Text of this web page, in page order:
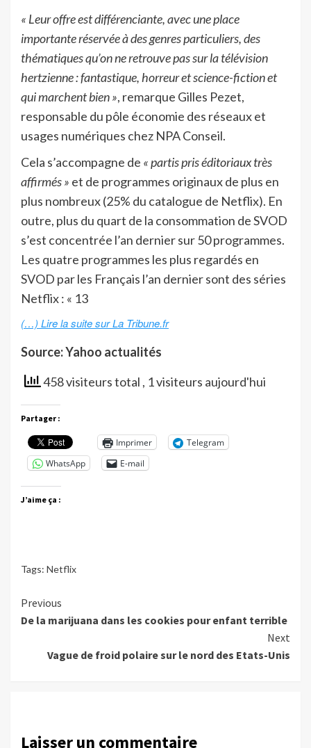
« Leur offre est différenciante, avec une place
importante réservée à des genres particuliers, des
thématiques qu’on ne retrouve pas sur la télévision
hertzienne : fantastique, horreur et science-fiction et
qui marchent bien », remarque Gilles Pezet,
responsable du pôle économie des réseaux et
usages numériques chez NPA Conseil.
Cela s’accompagne de « partis pris éditoriaux très
affirmés » et de programmes originaux de plus en
plus nombreux (25% du catalogue de Netflix). En
outre, plus du quart de la consommation de SVOD
s’est concentrée l’an dernier sur 50 programmes.
Les quatre programmes les plus regardés en
SVOD par les Français l’an dernier sont des séries
Netflix : « 13
(…) Lire la suite sur La Tribune.fr
Source: Yahoo actualités
458 visiteurs total , 1 visiteurs aujourd'hui
Partager :
Imprimer
Telegram
WhatsApp
E-mail
J’aime ça :
Tags: Netflix
Continue
Reading
Previous
De la marijuana dans les cookies pour enfant terrible
Next
Vague de froid polaire sur le nord des Etats-Unis
Laisser un commentaire